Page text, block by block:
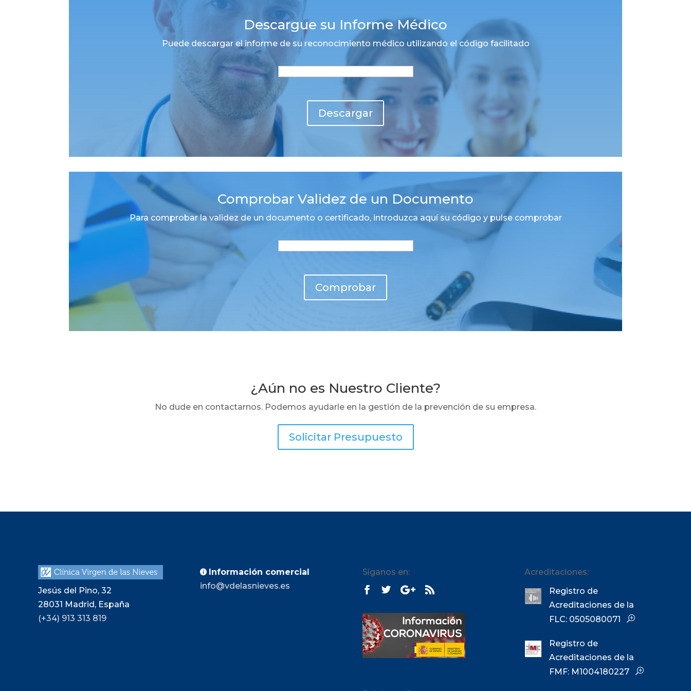
Descargue su Informe Médico
Puede descargar el informe de su reconocimiento médico utilizando el código facilitado
Descargar
Comprobar Validez de un Documento
Para comprobar la validez de un documento o certificado, introduzca aquí su código y pulse comprobar
Comprobar
¿Aún no es Nuestro Cliente?
No dude en contactarnos. Podemos ayudarle en la gestión de la prevención de su empresa.
Solicitar Presupuesto
Jesús del Pino, 32
28031 Madrid, España
(+34) 913 313 819
 Información comercial
info@vdelasnieves.es
Síganos en:
Acreditaciones:
Registro de
Acreditaciones de la
FLC: 0505080071
Registro de
Acreditaciones de la
FMF: M1004180227